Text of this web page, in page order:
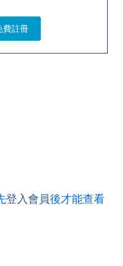
費註冊
登入會員後才能查看